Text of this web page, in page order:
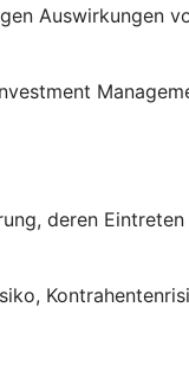
Auswirkungen
deren